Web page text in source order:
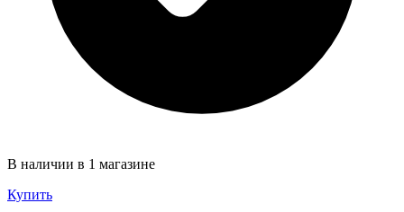
В наличии в 1 магазине
Купить